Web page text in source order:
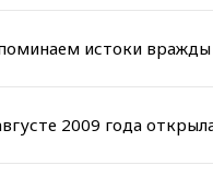
истоки вражды
2009 года